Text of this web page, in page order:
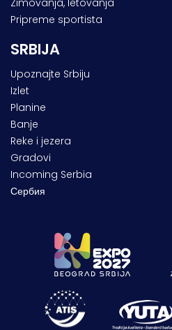
Pripreme sportista
SRBIJA
Upoznajte Srbiju
Izlet
Planine
Banje
Reke i jezera
Gradovi
Incoming Serbia
Сербия